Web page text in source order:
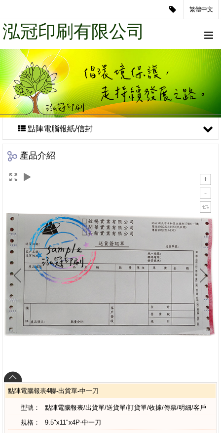
繁體中文
泓冠印刷有限公司
點陣電腦報紙/信封
產品介紹
點陣電腦報表4聯-出貨單-中一刀
型號：
點陣電腦報表/出貨單/送貨單/訂貨單/收據/傳票/明細/客戶
規格：
9.5"x11"x4P-中一刀